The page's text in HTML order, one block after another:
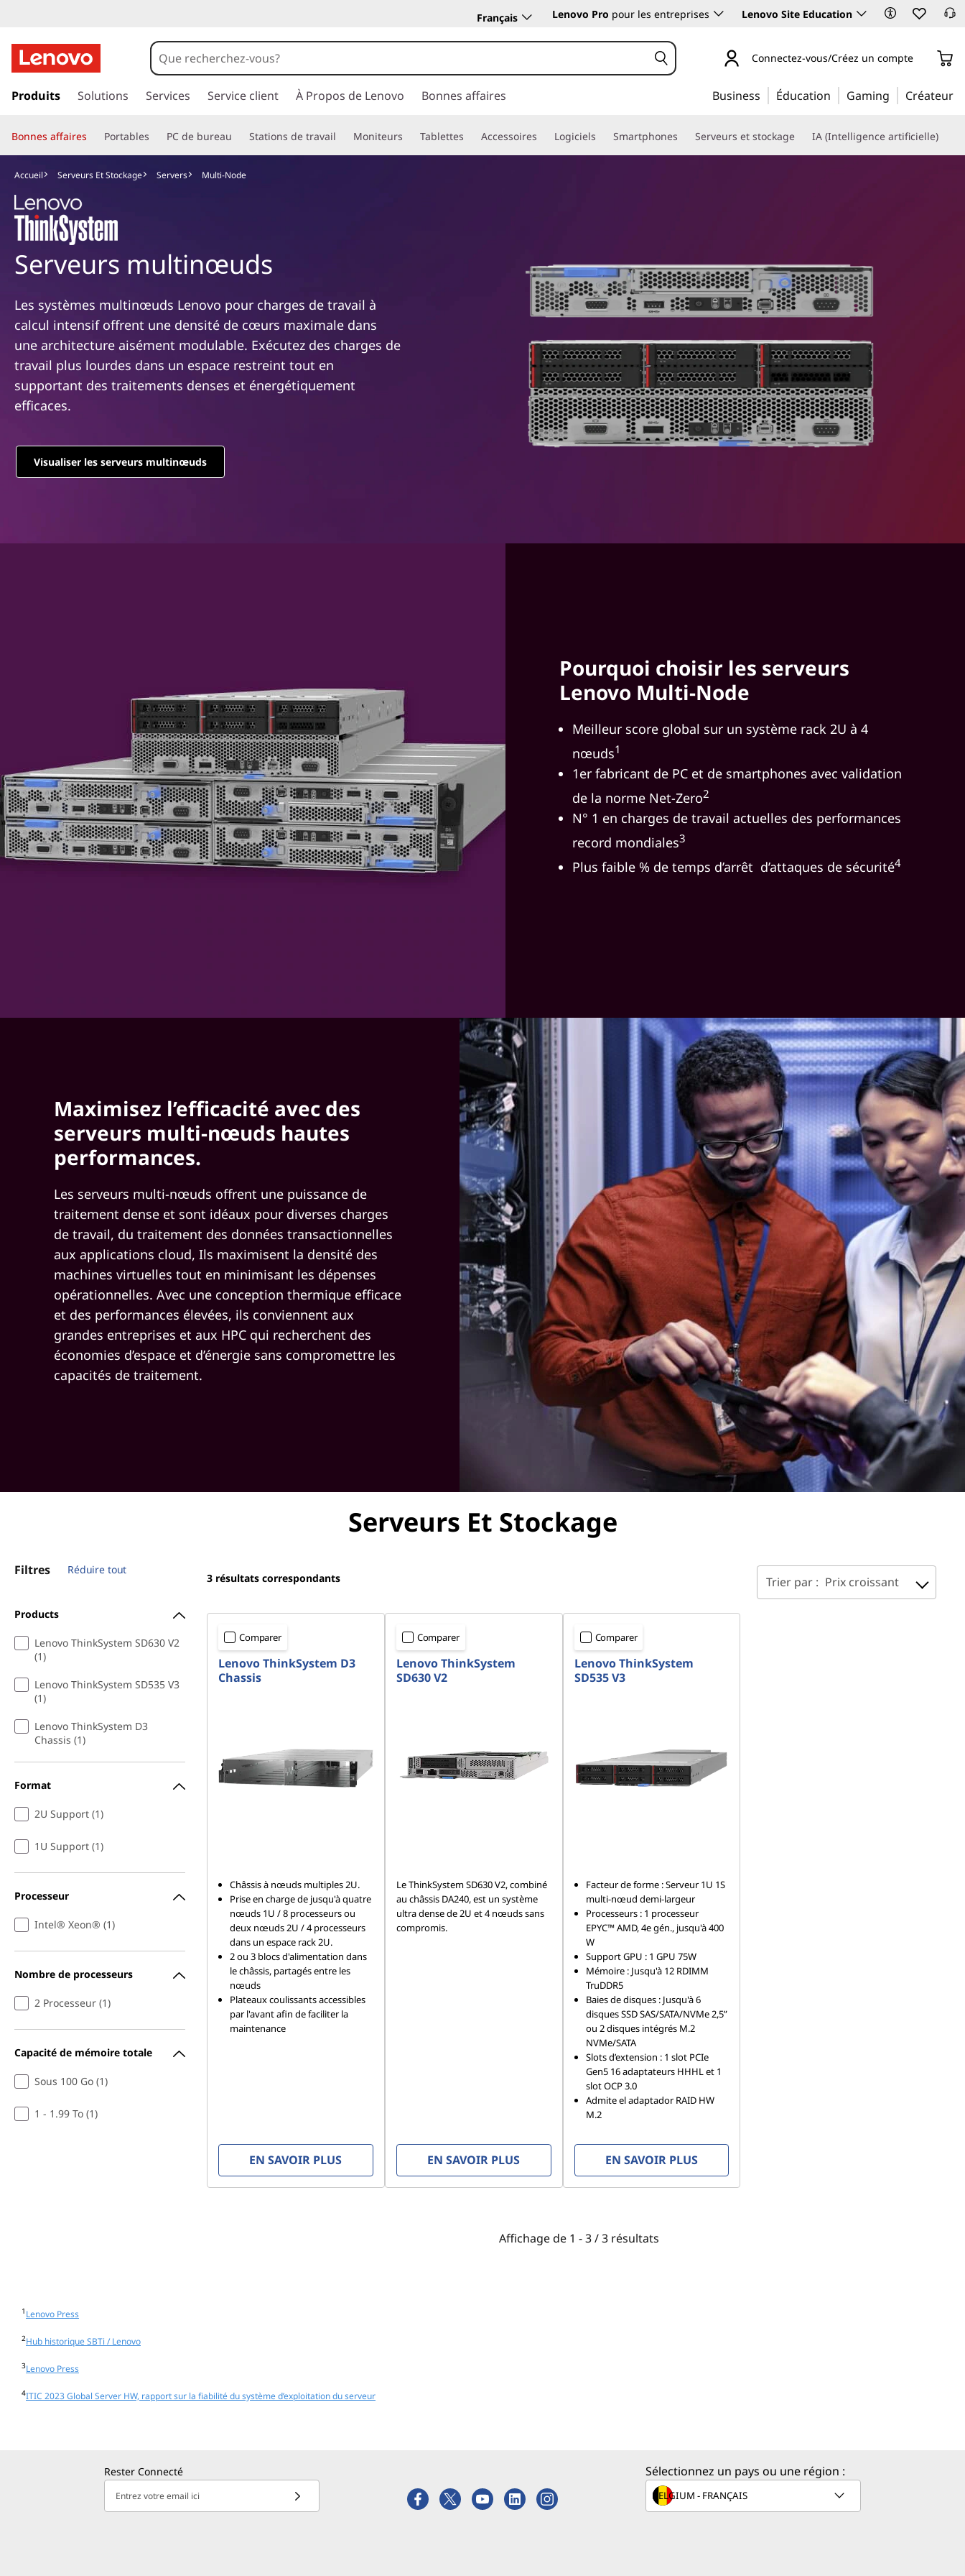
u
N
Français Lenovo Pro pour les entreprises Lenovo Site Education
a
e
r
a
c
o
n
e
u
r
n
c
p
Connectez-vous/Créez un compte
Produits Solutions Services Service client À Propos de Lenovo Bonnes affaires Business Éducation Gaming Créateur
Bonnes affaires Portables PC de bureau Stations de travail Moniteurs Tablettes Accessoires Logiciels Smartphones Serveurs et stockage IA (Intelligence artificielle)
Accueil Serveurs Et Stockage Servers Multi-Node
Serveurs multinœuds
Les systèmes multinœuds Lenovo pour charges de travail à
calcul intensif offrent une densité de cœurs maximale dans
une architecture aisément modulable. Exécutez des charges de
travail plus lourdes dans un espace restreint tout en
supportant des traitements denses et énergétiquement
efficaces.
Visualiser les serveurs multinœuds
Pourquoi choisir les serveurs
Lenovo Multi-Node
Meilleur score global sur un système rack 2U à 4
nœuds1
1er fabricant de PC et de smartphones avec validation
de la norme Net-Zero2
N° 1 en charges de travail actuelles des performances
record mondiales3
Plus faible % de temps d’arrêt d’attaques de sécurité4
Maximisez l’efficacité avec des
serveurs multi-nœuds hautes
performances.
Les serveurs multi-nœuds offrent une puissance de
traitement dense et sont idéaux pour diverses charges
de travail, du traitement des données transactionnelles
aux applications cloud, Ils maximisent la densité des
machines virtuelles tout en minimisant les dépenses
opérationnelles. Avec une conception thermique efficace
et des performances élevées, ils conviennent aux
grandes entreprises et aux HPC qui recherchent des
économies d’espace et d’énergie sans compromettre les
capacités de traitement.
Serveurs Et Stockage
Filtres Réduire tout
Products
Lenovo ThinkSystem SD630 V2
(1)
Lenovo ThinkSystem SD535 V3
(1)
Lenovo ThinkSystem D3
Chassis (1)
Format
2U Support (1)
1U Support (1)
Processeur
Intel® Xeon® (1)
Nombre de processeurs
2 Processeur (1)
Capacité de mémoire totale
Sous 100 Go (1)
1 - 1.99 To (1)
3 résultats correspondants Trier par : Prix croissant
Comparer
Lenovo ThinkSystem D3
Chassis
Châssis à nœuds multiples 2U.
Prise en charge de jusqu'à quatre
nœuds 1U / 8 processeurs ou
deux nœuds 2U / 4 processeurs
dans un espace rack 2U.
2 ou 3 blocs d'alimentation dans
le châssis, partagés entre les
nœuds
Plateaux coulissants accessibles
par l'avant afin de faciliter la
maintenance
EN SAVOIR PLUS
Comparer
Lenovo ThinkSystem
SD630 V2
Le ThinkSystem SD630 V2, combiné
au châssis DA240, est un système
ultra dense de 2U et 4 nœuds sans
compromis.
EN SAVOIR PLUS
Comparer
Lenovo ThinkSystem
SD535 V3
Facteur de forme : Serveur 1U 1S
multi-nœud demi-largeur
Processeurs : 1 processeur
EPYC™ AMD, 4e gén., jusqu'à 400
W
Support GPU : 1 GPU 75W
Mémoire : Jusqu'à 12 RDIMM
TruDDR5
Baies de disques : Jusqu'à 6
disques SSD SAS/SATA/NVMe 2,5”
ou 2 disques intégrés M.2
NVMe/SATA
Slots d’extension : 1 slot PCIe
Gen5 16 adaptateurs HHHL et 1
slot OCP 3.0
Admite el adaptador RAID HW
M.2
EN SAVOIR PLUS
Affichage de1 -3 / 3 résultats
1 Lenovo Press
2Hub historique SBTi / Lenovo
3Lenovo Press
4ITIC 2023 Global Server HW, rapport sur la fiabilité du système d’exploitation du serveur
Rester Connecté
Entrez votre email ici
Sélectionnez un pays ou une région :